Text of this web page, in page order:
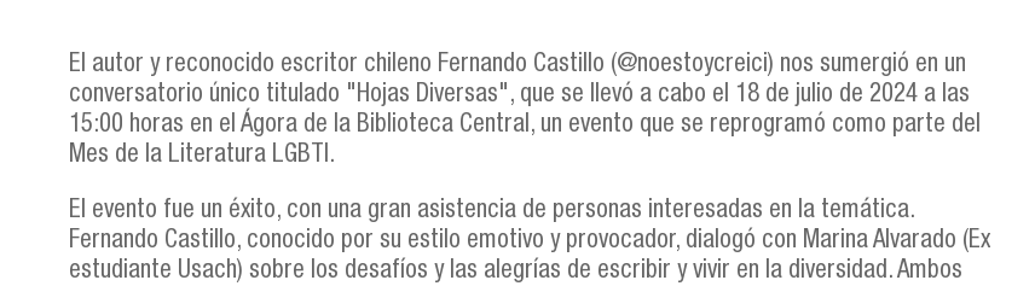
El autor y reconocido escritor chileno Fernando Castillo (@noestoycreici) nos sumergió en un
conversatorio único titulado "Hojas Diversas", que se llevó a cabo el 18 de julio de 2024 a las
15:00 horas en el Ágora de la Biblioteca Central, un evento que se reprogramó como parte del
Mes de la Literatura LGBTI.
El evento fue un éxito, con una gran asistencia de personas interesadas en la temática.
Fernando Castillo, conocido por su estilo emotivo y provocador, dialogó con Marina Alvarado (Ex
estudiante Usach) sobre los desafíos y las alegrías de escribir y vivir en la diversidad. Ambos